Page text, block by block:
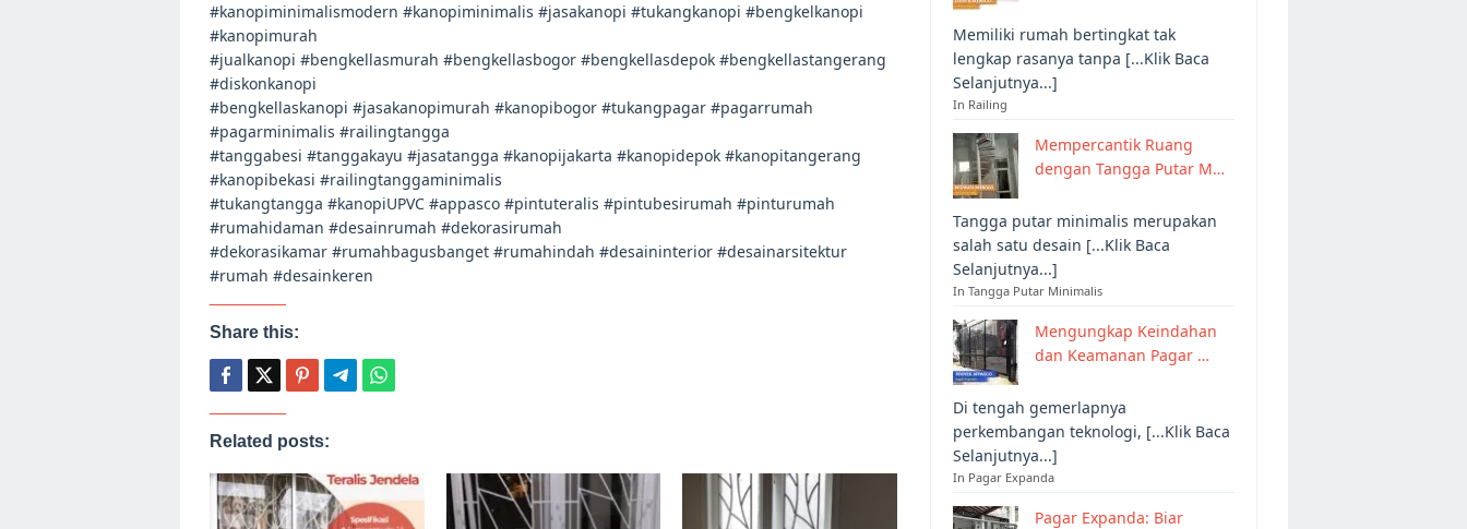
#kanopiminimalismodern #kanopiminimalis #jasakanopi #tukangkanopi #bengkelkanopi
#kanopimurah
#jualkanopi #bengkellasmurah #bengkellasbogor #bengkellasdepok #bengkellastangerang
#diskonkanopi
#bengkellaskanopi #jasakanopimurah #kanopibogor #tukangpagar #pagarrumah
#pagarminimalis #railingtangga
#tanggabesi #tanggakayu #jasatangga #kanopijakarta #kanopidepok #kanopitangerang
#kanopibekasi #railingtanggaminimalis
#tukangtangga #kanopiUPVC #appasco #pintuteralis #pintubesirumah #pinturumah
#rumahidaman #desainrumah #dekorasirumah
#dekorasikamar #rumahbagusbanget #rumahindah #desaininterior #desainarsitektur
#rumah #desainkeren
Share this:
Related posts:
Memiliki rumah bertingkat tak
lengkap rasanya tanpa [...Klik Baca
Selanjutnya...]
In Railing
Mempercantik Ruang
dengan Tangga Putar M…
Tangga putar minimalis merupakan
salah satu desain [...Klik Baca
Selanjutnya...]
In Tangga Putar Minimalis
Mengungkap Keindahan
dan Keamanan Pagar …
Di tengah gemerlapnya
perkembangan teknologi, [...Klik Baca
Selanjutnya...]
In Pagar Expanda
Pagar Expanda: Biar